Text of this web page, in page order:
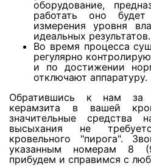
Сушка утеплителя в
Просушка холодных
Сушка скатной
Просушка плоской
оборудование,
работать оно
измерения уровня
идеальных результатов.
Во время процесса
регулярно
и по достижении
отключают аппаратуру.
Обратившись к нам за
керамзита в вашей
значительные средства
высыхания не
кровельного "пирога".
указанным номерам 8
прибудем и справимся с